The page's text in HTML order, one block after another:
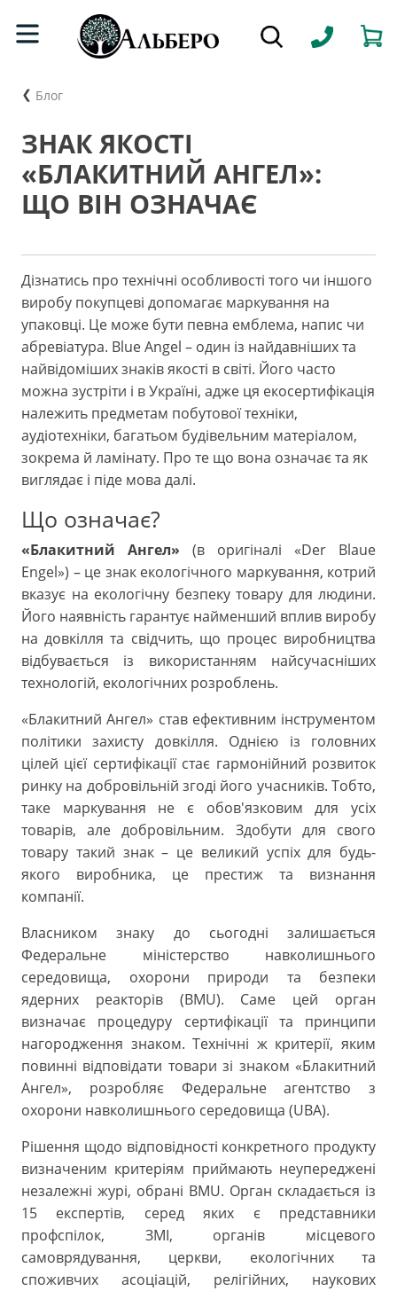
Блог
ЗНАК ЯКОСТІ
«БЛАКИТНИЙ АНГЕЛ»:
ЩО ВІН ОЗНАЧАЄ
Дізнатись про технічні особливості того чи іншого
виробу покупцеві допомагає маркування на
упаковці. Це може бути певна емблема, напис чи
абревіатура. Blue Angel – один із найдавніших та
найвідоміших знаків якості в світі. Його часто
можна зустріти і в Україні, адже ця екосертифікація
належить предметам побутової техніки,
аудіотехніки, багатьом будівельним матеріалом,
зокрема й ламінату. Про те що вона означає та як
виглядає і піде мова далі.
Що означає?
«Блакитний Ангел» (в оригіналі «Der Blaue
Engel») – це знак екологічного маркування, котрий
вказує на екологічну безпеку товару для людини.
Його наявність гарантує найменший вплив виробу
на довкілля та свідчить, що процес виробництва
відбувається із використанням найсучасніших
технологій, екологічних розроблень.
«Блакитний Ангел» став ефективним інструментом
політики захисту довкілля. Однією із головних
цілей цієї сертифікації стає гармонійний розвиток
ринку на добровільній згоді його учасників. Тобто,
таке маркування не є обов'язковим для усіх
товарів, але добровільним. Здобути для свого
товару такий знак – це великий успіх для будь-
якого виробника, це престиж та визнання
компанії.
Власником знаку до сьогодні залишається
Федеральне міністерство навколишнього
середовища, охорони природи та безпеки
ядерних реакторів (BMU). Саме цей орган
визначає процедуру сертифікації та принципи
нагородження знаком. Технічні ж критерії, яким
повинні відповідати товари зі знаком «Блакитний
Ангел», розробляє Федеральне агентство з
охорони навколишнього середовища (UBA).
Рішення щодо відповідності конкретного продукту
визначеним критеріям приймають неупереджені
незалежні журі, обрані BMU. Орган складається із
15 експертів, серед яких є представники
профспілок, ЗМІ, органів місцевого
самоврядування, церкви, екологічних та
споживчих асоціацій, релігійних, наукових